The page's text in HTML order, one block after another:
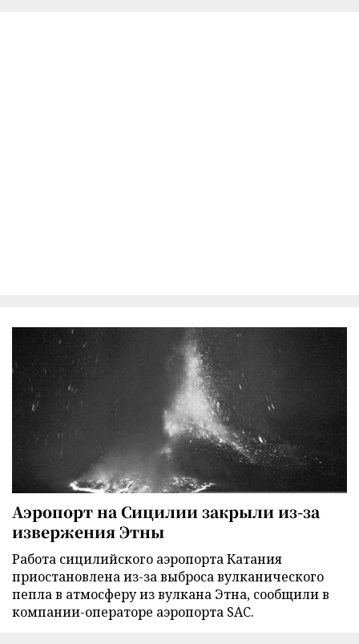
Аэропорт на Сицилии закрыли из-за
извержения Этны
Работа сицилийского аэропорта Катания
приостановлена из-за выброса вулканического
пепла в атмосферу из вулкана Этна, сообщили в
компании-операторе аэропорта SAC.